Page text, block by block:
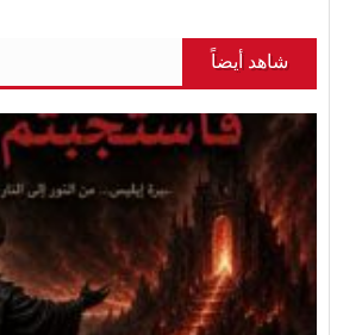
شاهد أيضاً